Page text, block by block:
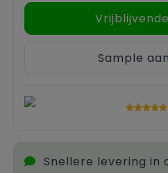
Sample
Snellere levering in